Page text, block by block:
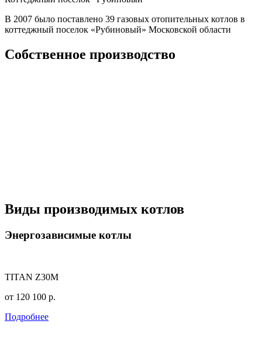
В 2007 было поставлено 39 газовых отопительных котлов в
коттеджный поселок «Рубиновый» Московской области
Собственное производство
Виды производимых котлов
Энергозависимые котлы
TITAN Z30M
от 120 100 р.
Подробнее